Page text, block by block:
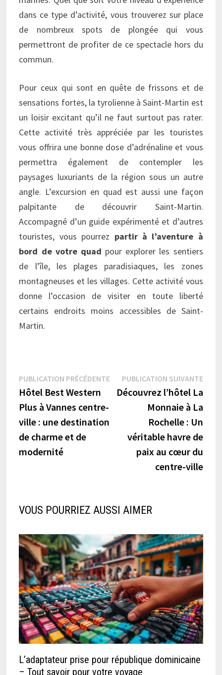
dans ce type d’activité, vous trouverez sur place
de nombreux spots de plongée qui vous
permettront de profiter de ce spectacle hors du
commun.
Pour ceux qui sont en quête de frissons et de
sensations fortes, la tyrolienne à Saint-Martin est
un loisir excitant qu’il ne faut surtout pas rater.
Cette activité très appréciée par les touristes
vous offrira une bonne dose d’adrénaline et vous
permettra également de contempler les
paysages luxuriants de la région sous un autre
angle. L’excursion en quad est aussi une façon
palpitante de découvrir Saint-Martin.
Accompagné d’un guide expérimenté et d’autres
touristes, vous pourrez partir à l’aventure à
bord de votre quad pour explorer les sentiers
de l’île, les plages paradisiaques, les zones
montagneuses et les villages. Cette activité vous
donne l’occasion de visiter en toute liberté
certains endroits moins accessibles de Saint-
Martin.
Navigation
de
l’article
PUBLICATION PRÉCÉDENTEPublication
précédente :
Hôtel Best Western
Plus à Vannes centre-
ville : une destination
de charme et de
modernité
PUBLICATION SUIVANTE
Découvrez l’hôtel La
Monnaie à La
Rochelle : Un
véritable havre de
paix au cœur du
centre-ville
VOUS POURRIEZ AUSSI AIMER
L’adaptateur prise pour république dominicaine
– Tout savoir pour votre voyage